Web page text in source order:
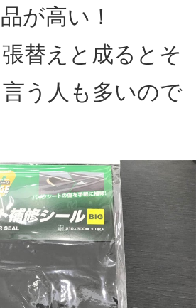
が高い！
替えと成るとそ
う人も多いので